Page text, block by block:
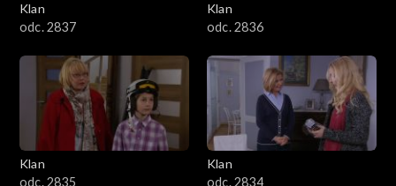
Klan
odc. 2837
Klan
odc. 2836
Klan
odc. 2835
Klan
odc. 2834